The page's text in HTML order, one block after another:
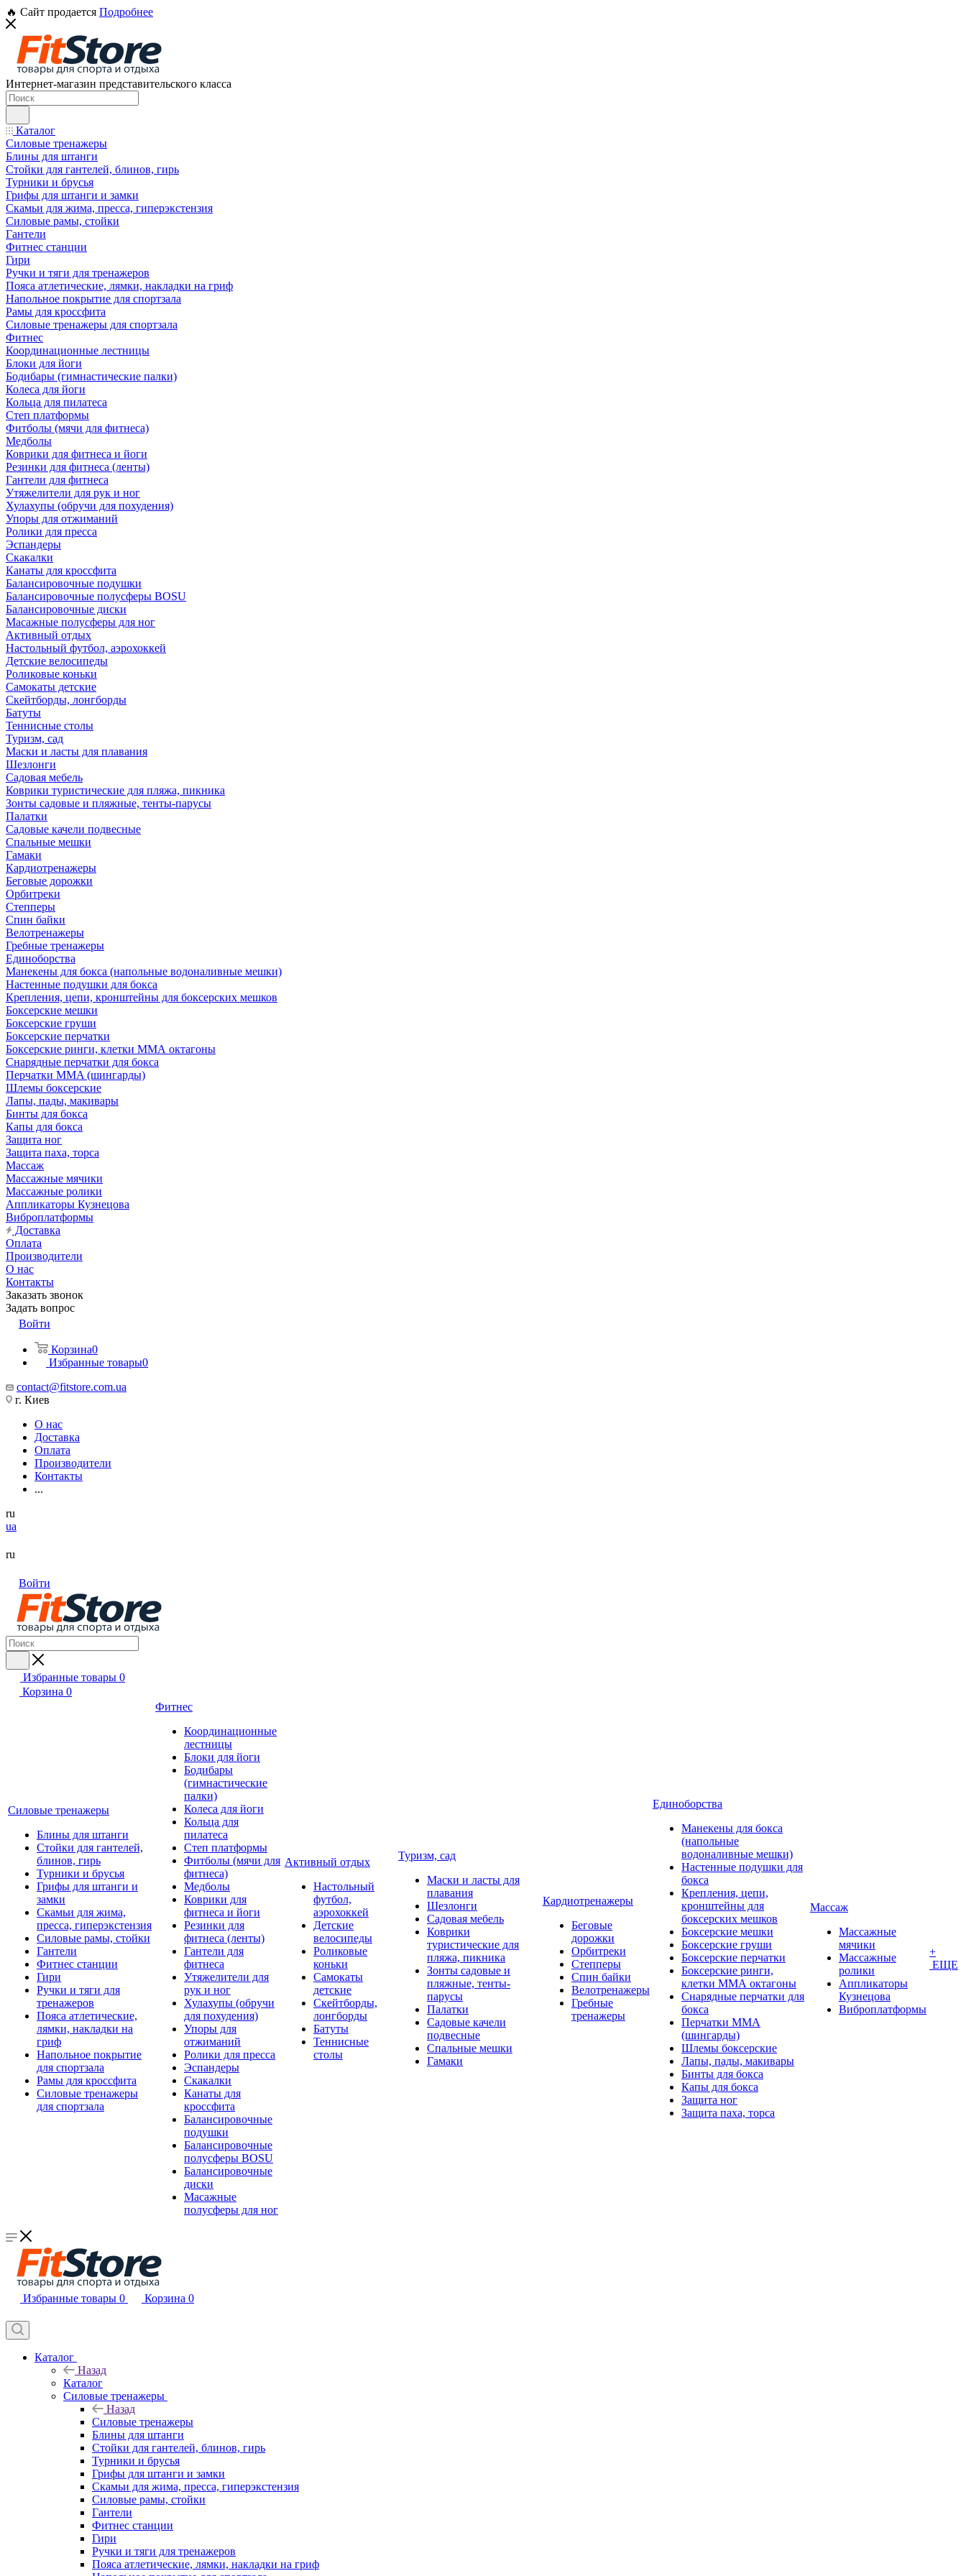
🔥 Сайт продается Подробнее
Интернет-магазин представительского класса
Каталог
Силовые тренажеры
Блины для штанги
Стойки для гантелей, блинов, гирь
Турники и брусья
Грифы для штанги и замки
Скамьи для жима, пресса, гиперэкстензия
Силовые рамы, стойки
Гантели
Фитнес станции
Гири
Ручки и тяги для тренажеров
Пояса атлетические, лямки, накладки на гриф
Напольное покрытие для спортзала
Рамы для кроссфита
Силовые тренажеры для спортзала
Фитнес
Координационные лестницы
Блоки для йоги
Бодибары (гимнастические палки)
Колеса для йоги
Кольца для пилатеса
Степ платформы
Фитболы (мячи для фитнеса)
Медболы
Коврики для фитнеса и йоги
Резинки для фитнеса (ленты)
Гантели для фитнеса
Утяжелители для рук и ног
Хулахупы (обручи для похудения)
Упоры для отжиманий
Ролики для пресса
Эспандеры
Скакалки
Канаты для кроссфита
Балансировочные подушки
Балансировочные полусферы BOSU
Балансировочные диски
Масажные полусферы для ног
Активный отдых
Настольный футбол, аэрохоккей
Детские велосипеды
Роликовые коньки
Самокаты детские
Скейтборды, лонгборды
Батуты
Теннисные столы
Туризм, сад
Маски и ласты для плавания
Шезлонги
Садовая мебель
Коврики туристические для пляжа, пикника
Зонты садовые и пляжные, тенты-парусы
Палатки
Садовые качели подвесные
Спальные мешки
Гамаки
Кардиотренажеры
Беговые дорожки
Орбитреки
Степперы
Спин байки
Велотренажеры
Гребные тренажеры
Единоборства
Манекены для бокса (напольные водоналивные мешки)
Настенные подушки для бокса
Крепления, цепи, кронштейны для боксерских мешков
Боксерские мешки
Боксерские груши
Боксерские перчатки
Боксерские ринги, клетки ММА октагоны
Снарядные перчатки для бокса
Перчатки MMA (шингарды)
Шлемы боксерские
Лапы, пады, макивары
Бинты для бокса
Капы для бокса
Защита ног
Защита паха, торса
Массаж
Массажные мячики
Массажные ролики
Аппликаторы Кузнецова
Виброплатформы
Доставка
Оплата
Производители
О нас
Контакты
Заказать звонок
Задать вопрос
Войти
Корзина0
Избранные товары0
contact@fitstore.com.ua
г. Киев
О нас
Доставка
Оплата
Производители
Контакты
...
ru
ua
ru
Войти
Избранные товары 0
Корзина 0
Силовые тренажеры
Блины для штанги
Стойки для гантелей,
блинов, гирь
Турники и брусья
Грифы для штанги и
замки
Скамьи для жима,
пресса, гиперэкстензия
Силовые рамы, стойки
Гантели
Фитнес станции
Гири
Ручки и тяги для
тренажеров
Пояса атлетические,
лямки, накладки на
гриф
Напольное покрытие
для спортзала
Рамы для кроссфита
Силовые тренажеры
для спортзала
Фитнес
Координационные
лестницы
Блоки для йоги
Бодибары
(гимнастические
палки)
Колеса для йоги
Кольца для
пилатеса
Степ платформы
Фитболы (мячи для
фитнеса)
Медболы
Коврики для
фитнеса и йоги
Резинки для
фитнеса (ленты)
Гантели для
фитнеса
Утяжелители для
рук и ног
Хулахупы (обручи
для похудения)
Упоры для
отжиманий
Ролики для пресса
Эспандеры
Скакалки
Канаты для
кроссфита
Балансировочные
подушки
Балансировочные
полусферы BOSU
Балансировочные
диски
Масажные
полусферы для ног
Активный отдых
Настольный
футбол,
аэрохоккей
Детские
велосипеды
Роликовые
коньки
Самокаты
детские
Скейтборды,
лонгборды
Батуты
Теннисные
столы
Туризм, сад
Маски и ласты для
плавания
Шезлонги
Садовая мебель
Коврики
туристические для
пляжа, пикника
Зонты садовые и
пляжные, тенты-
парусы
Палатки
Садовые качели
подвесные
Спальные мешки
Гамаки
Кардиотренажеры
Беговые
дорожки
Орбитреки
Степперы
Спин байки
Велотренажеры
Гребные
тренажеры
Единоборства
Манекены для бокса
(напольные
водоналивные мешки)
Настенные подушки для
бокса
Крепления, цепи,
кронштейны для
боксерских мешков
Боксерские мешки
Боксерские груши
Боксерские перчатки
Боксерские ринги,
клетки ММА октагоны
Снарядные перчатки для
бокса
Перчатки MMA
(шингарды)
Шлемы боксерские
Лапы, пады, макивары
Бинты для бокса
Капы для бокса
Защита ног
Защита паха, торса
Массаж
Массажные
мячики
Массажные
ролики
Аппликаторы
Кузнецова
Виброплатформы
+
ЕЩЕ
Избранные товары 0 Корзина 0
Каталог
Назад
Каталог
Силовые тренажеры
Назад
Силовые тренажеры
Блины для штанги
Стойки для гантелей, блинов, гирь
Турники и брусья
Грифы для штанги и замки
Скамьи для жима, пресса, гиперэкстензия
Силовые рамы, стойки
Гантели
Фитнес станции
Гири
Ручки и тяги для тренажеров
Пояса атлетические, лямки, накладки на гриф